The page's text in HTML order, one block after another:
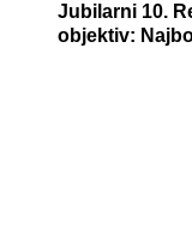
Jubilarni 10.
objektiv: